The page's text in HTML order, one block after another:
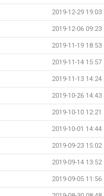
2019-12-29 19:03
2019-12-06 09:23
2019-11-19 18:53
2019-11-14 15:57
2019-11-13 14:24
2019-10-26 14:43
2019-10-10 12:21
2019-10-01 14:44
2019-09-23 15:02
2019-09-14 13:52
2019-09-05 11:56